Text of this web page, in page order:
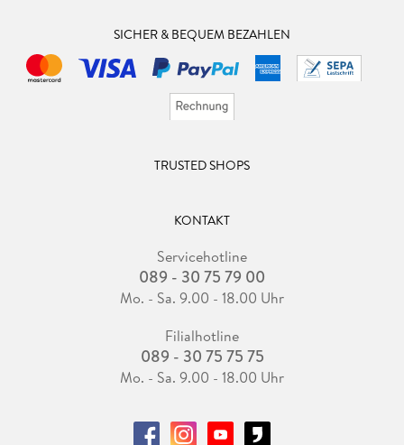
SICHER & BEQUEM BEZAHLEN
TRUSTED SHOPS
KONTAKT
Servicehotline
089 - 30 75 79 00
Mo. - Sa. 9.00 - 18.00 Uhr
Filialhotline
089 - 30 75 75 75
Mo. - Sa. 9.00 - 18.00 Uhr